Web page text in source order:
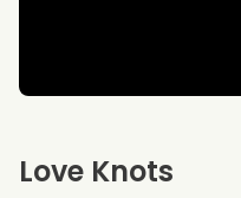
Love Knots